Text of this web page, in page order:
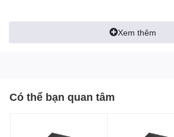
Những đặc tính khác của sản phẩm này đó
dụng như một thiết bị độc lập (không yêu
quang mở rộng sử dụng cáp multi mode
0,55km.
Chuẩn và Giao thức
Xem thêm
Có thể bạn quan tâm